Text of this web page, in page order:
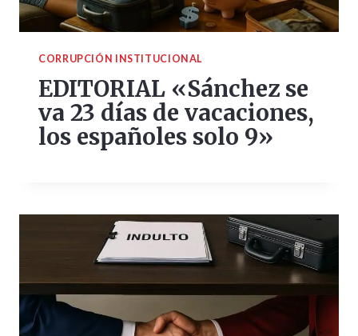
CORRUPCIÓN INSTITUCIONAL
EDITORIAL «Sánchez se
va 23 días de vacaciones,
los españoles solo 9»